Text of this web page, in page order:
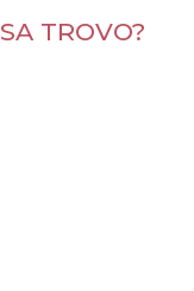
TROVO?